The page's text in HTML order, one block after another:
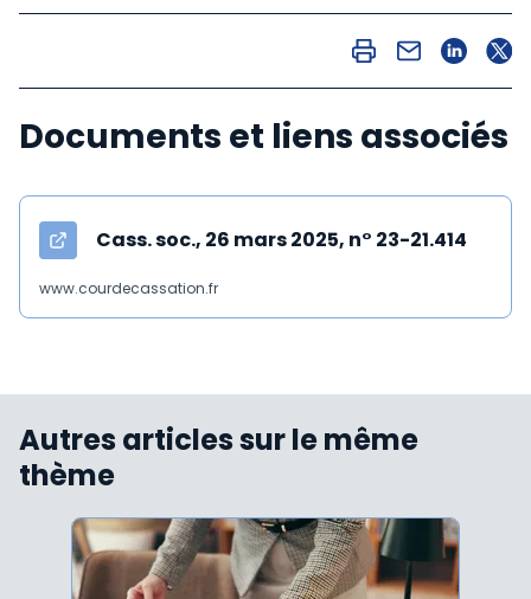
Documents et liens associés
Cass. soc., 26 mars 2025, n° 23-21.414
www.courdecassation.fr
Autres articles sur le même
thème